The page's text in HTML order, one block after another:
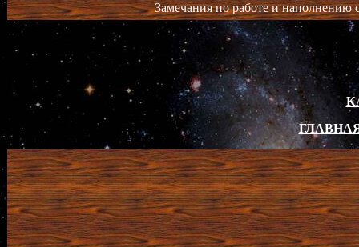
Замечания по работе и наполнению